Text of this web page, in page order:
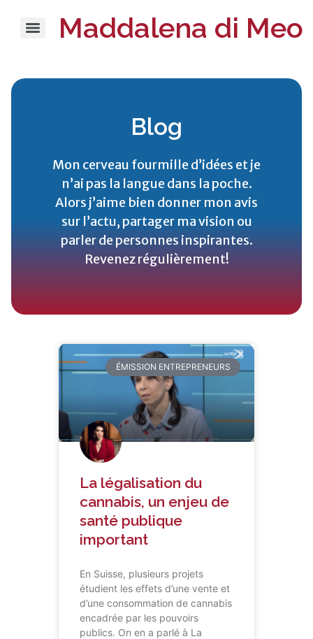
Maddalena di Meo
Blog
Mon cerveau fourmille d’idées et je
n’ai pas la langue dans la poche.
Alors j’aime bien donner mon avis
sur l’actu, partager ma vision ou
parler de personnes inspirantes.
Revenez régulièrement!
ÉMISSION ENTREPRENEURS
La légalisation du
cannabis, un enjeu de
santé publique
important
En Suisse, plusieurs projets
étudient les effets d’une vente et
d’une consommation de cannabis
encadrée par les pouvoirs
publics. On en a parlé à La